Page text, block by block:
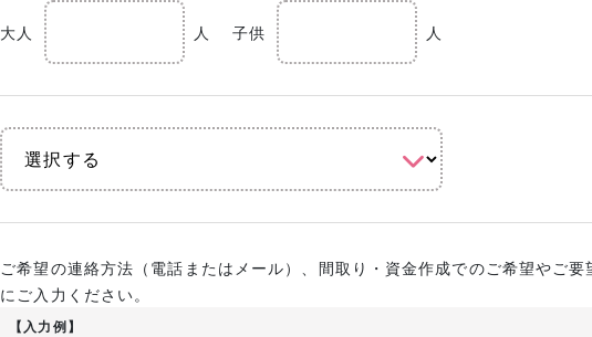
大人 人 子供 人
ご希望の連絡方法（電話またはメール）、間取り・資金作成でのご希望やご
にご入力ください。
【入力例】